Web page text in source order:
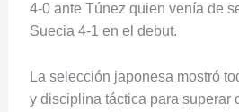
4-0 ante Túnez quien venía de
Suecia 4-1 en el debut.
La selección japonesa mostró
y disciplina táctica para superar